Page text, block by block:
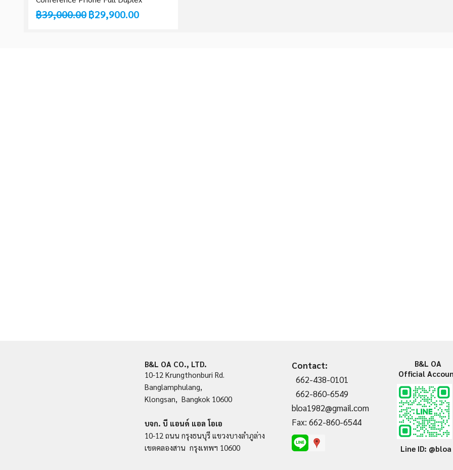
Regular Price
฿39,000.00Sale Price
฿29,900.00
B&L OA CO., LTD.
10-12 Krungthonburi Rd.
Banglamphulang,
Klongsan, Bangkok 10600
บจก. บี แอนด์ แอล โอเอ
10-12 ถนน กรุงธนบุรี แขวงบางลำภูล่าง
เขตคลองสาน กรุงเทพฯ 10600
Contact:
662-438-0101
662-860-6549
bloa1982@gmail.com
Fax: 662-860-6544
B&L OA
Official
Line ID: @bloa